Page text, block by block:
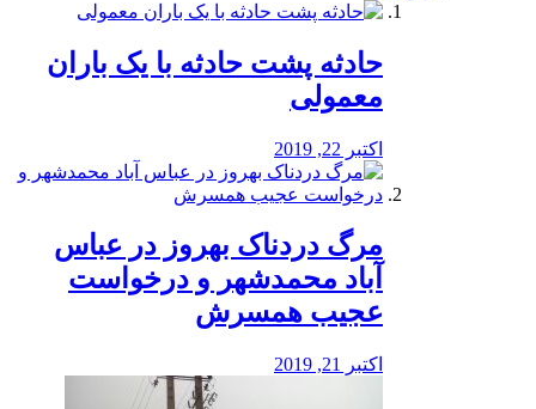
️حادثه پشت حادثه با یک باران
معمولی
اکتبر 22, 2019
مرگ دردناک بهروز در عباس
آباد محمدشهر و درخواست
عجیب همسرش
اکتبر 21, 2019